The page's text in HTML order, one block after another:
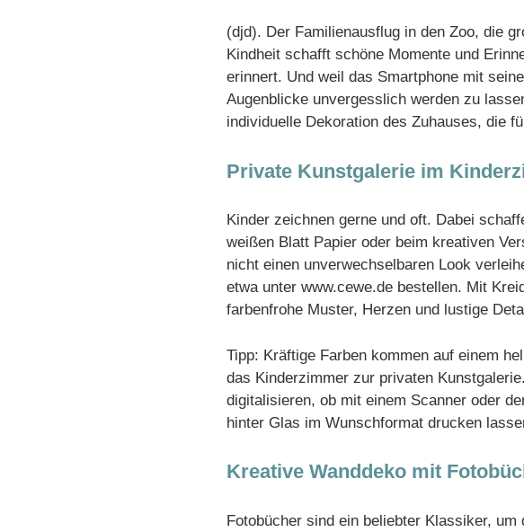
(djd). Der Familienausflug in den Zoo, die
Kindheit schafft schöne Momente und
erinnert. Und weil das Smartphone mit
Augenblicke unvergesslich werden zu
individuelle Dekoration des Zuhauses, die
Private Kunstgalerie im
Kinder zeichnen gerne und oft. Dabei
weißen Blatt Papier oder beim kreativen
nicht einen unverwechselbaren Look
etwa unter www.cewe.de bestellen. Mit
farbenfrohe Muster, Herzen und lustige
Tipp: Kräftige Farben kommen auf einem
das Kinderzimmer zur privaten
digitalisieren, ob mit einem Scanner oder
hinter Glas im Wunschformat drucken
Kreative Wanddeko mit
Fotobücher sind ein beliebter Klassiker,